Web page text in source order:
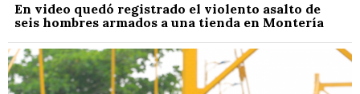
En video quedó registrado el violento asalto de
seis hombres armados a una tienda en Montería